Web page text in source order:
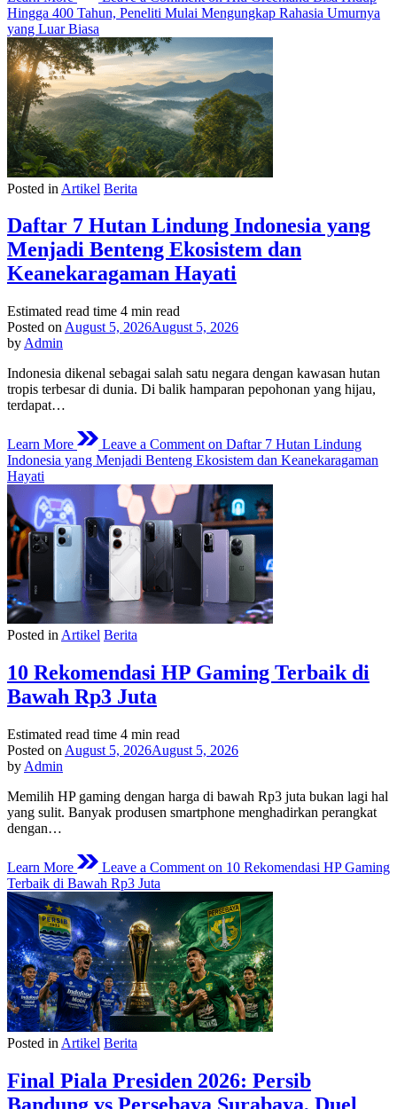
Hingga 400 Tahun, Peneliti Mulai Mengungkap Rahasia Umurnya
yang Luar Biasa
Posted in Artikel Berita
Daftar 7 Hutan Lindung Indonesia yang
Menjadi Benteng Ekosistem dan
Keanekaragaman Hayati
Estimated read time 4 min read
Posted on August 5, 2026August 5, 2026
by Admin
Indonesia dikenal sebagai salah satu negara dengan kawasan hutan
tropis terbesar di dunia. Di balik hamparan pepohonan yang hijau,
terdapat…
Learn More Leave a Comment on Daftar 7 Hutan Lindung
Indonesia yang Menjadi Benteng Ekosistem dan Keanekaragaman
Hayati
Posted in Artikel Berita
10 Rekomendasi HP Gaming Terbaik di
Bawah Rp3 Juta
Estimated read time 4 min read
Posted on August 5, 2026August 5, 2026
by Admin
Memilih HP gaming dengan harga di bawah Rp3 juta bukan lagi hal
yang sulit. Banyak produsen smartphone menghadirkan perangkat
dengan…
Learn More Leave a Comment on 10 Rekomendasi HP Gaming
Terbaik di Bawah Rp3 Juta
Posted in Artikel Berita
Final Piala Presiden 2026: Persib